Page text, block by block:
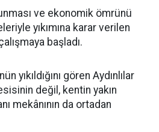
ve ekonomik ömrünü
yıkımına karar verilen
başladı.
yıkıldığını gören Aydınlılar
değil, kentin yakın
mekânının da ortadan